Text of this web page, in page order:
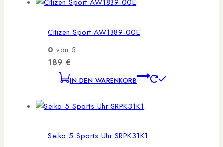
Citizen Sport AW1889-00E
0 von 5
189 €
IN DEN WARENKORB
Seiko 5 Sports Uhr SRPK31K1